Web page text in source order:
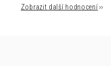
Zobrazit další hodnocení